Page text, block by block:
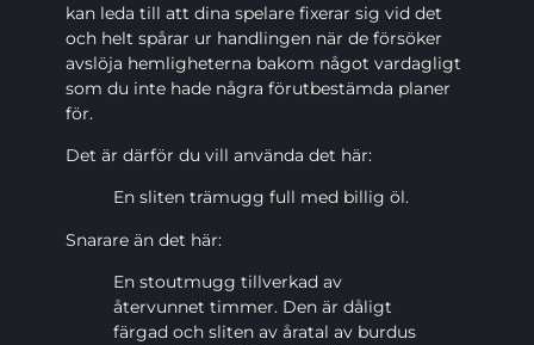
kan leda till att dina spelare fixerar sig vid det
och helt spårar ur handlingen när de försöker
avslöja hemligheterna bakom något vardagligt
som du inte hade några förutbestämda planer
för.
Det är därför du vill använda det här:
En sliten trämugg full med billig öl.
Snarare än det här:
En stoutmugg tillverkad av
återvunnet timmer. Den är dåligt
färgad och sliten av åratal av burdus